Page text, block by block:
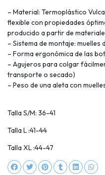
– Material: Termoplástico
flexible con propiedades
producido a partir de
– Sistema de montaje: muelles
– Forma ergonómica de las
– Agujeros para colgar
transporte o secado)
– Peso de una aleta con
Talla S/M: 36-41
Talla L :41-44
Talla XL :44-47